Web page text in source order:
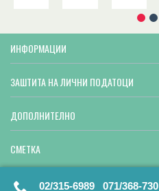
ИНФОРМАЦИИ
ЗАШТИТА НА ЛИЧНИ ПОДАТОЦИ
ДОПОЛНИТЕЛНО
СМЕТКА
02/315-6989 071/368-730